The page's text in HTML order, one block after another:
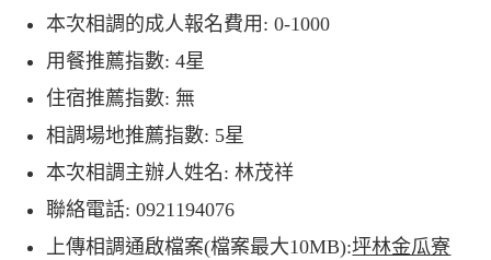
本次相調的成人報名費用 : 0-1000
用餐推薦指數: 4星
住宿推薦指數: 無
相調場地推薦指數: 5星
本次相調主辦人姓名: 林茂祥
聯絡電話: 0921194076
上傳相調通啟檔案(檔案最大10MB):坪林金瓜寮